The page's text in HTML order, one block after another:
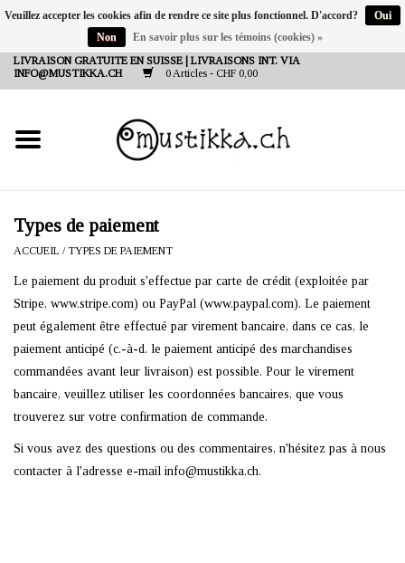
LIVRAISON GRATUITE EN SUISSE | LIVRAISONS INT. VIA
INFO@MUSTIKKA.CH
0 Articles - CHF 0,00
NEW IN
SHOP - A PIECE OF
FINLAND FOR YOU
Types de paiement
ACCUEIL /TYPES DE PAIEMENT
Le paiement du produit s'effectue par carte de crédit (exploitée par
Stripe, www.stripe.com) ou PayPal (www.paypal.com). Le paiement
peut également être effectué par virement bancaire, dans ce cas, le
paiement anticipé (c.-à-d. le paiement anticipé des marchandises
commandées avant leur livraison) est possible. Pour le virement
bancaire, veuillez utiliser les coordonnées bancaires, que vous
trouverez sur votre confirmation de commande.
Si vous avez des questions ou des commentaires, n'hésitez pas à nous
contacter à l'adresse e-mail info@mustikka.ch.
Veuillez accepter les cookies afin de rendre ce site plus fonctionnel. D'accord?
Oui
Non
En savoir plus sur les témoins (cookies) »